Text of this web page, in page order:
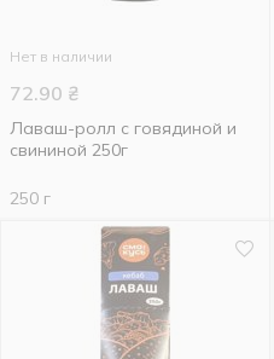
Нет в наличии
72.90 ₴
Лаваш-ролл с говядиной и
свининой 250г
250 г